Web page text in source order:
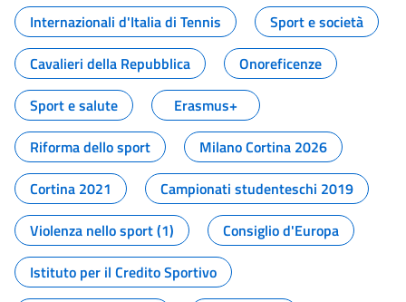
Internazionali d'Italia di Tennis
Sport e società
Cavalieri della Repubblica
Onoreficenze
Sport e salute
Erasmus+
Riforma dello sport
Milano Cortina 2026
Cortina 2021
Campionati studenteschi 2019
Violenza nello sport (1)
Consiglio d'Europa
Istituto per il Credito Sportivo